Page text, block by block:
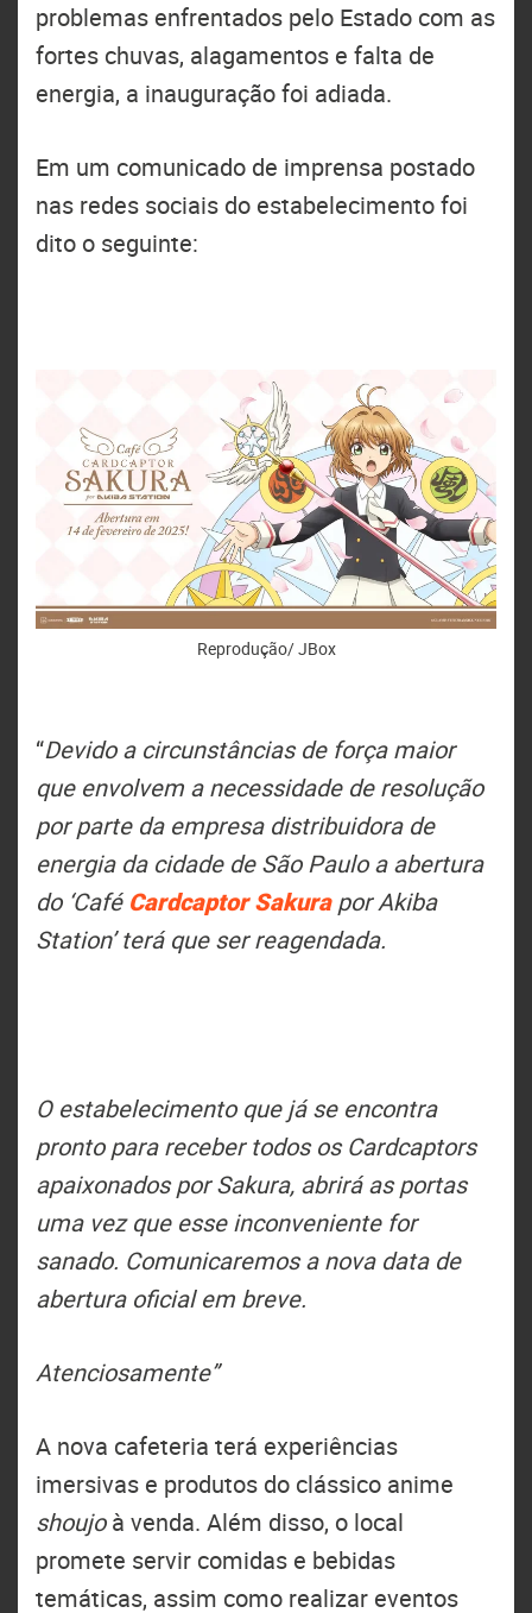
problemas enfrentados pelo Estado com as
fortes chuvas, alagamentos e falta de
energia, a inauguração foi adiada.
Em um comunicado de imprensa postado
nas redes sociais do estabelecimento foi
dito o seguinte:
Reprodução/ JBox
“Devido a circunstâncias de força maior
que envolvem a necessidade de resolução
por parte da empresa distribuidora de
energia da cidade de São Paulo a abertura
do ‘Café Cardcaptor Sakurapor Akiba
Station’ terá que ser reagendada.
O estabelecimento que já se encontra
pronto para receber todos os Cardcaptors
apaixonados por Sakura, abrirá as portas
uma vez que esse inconveniente for
sanado. Comunicaremos a nova data de
abertura oficial em breve.
Atenciosamente”
A nova cafeteria terá experiências
imersivas e produtos do clássico anime
shoujoà venda. Além disso, o local
promete servir comidas e bebidas
temáticas, assim como realizar eventos